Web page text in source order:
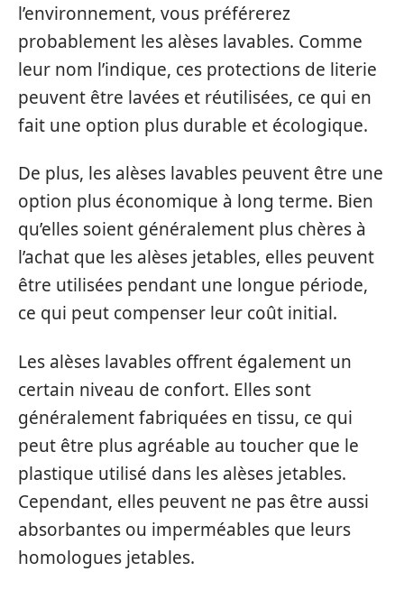
l’environnement, vous préférerez
probablement les alèses lavables. Comme
leur nom l’indique, ces protections de literie
peuvent être lavées et réutilisées, ce qui en
fait une option plus durable et écologique.
De plus, les alèses lavables peuvent être une
option plus économique à long terme. Bien
qu’elles soient généralement plus chères à
l’achat que les alèses jetables, elles peuvent
être utilisées pendant une longue période,
ce qui peut compenser leur coût initial.
Les alèses lavables offrent également un
certain niveau de confort. Elles sont
généralement fabriquées en tissu, ce qui
peut être plus agréable au toucher que le
plastique utilisé dans les alèses jetables.
Cependant, elles peuvent ne pas être aussi
absorbantes ou imperméables que leurs
homologues jetables.